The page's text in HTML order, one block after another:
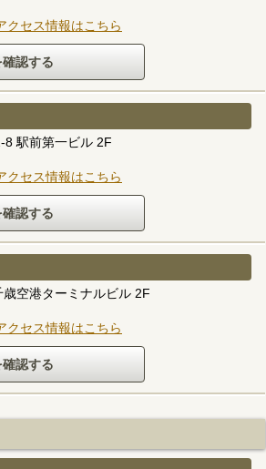
クセス情報はこちら
8 駅前第一ビル 2F
クセス情報はこちら
空港ターミナルビル 2F
クセス情報はこちら